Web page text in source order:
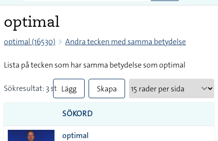
optimal
optimal (16530) Andra tecken med samma betydelse
Lista på tecken som har samma betydelse som optimal
Sökresultat: 3 st Lägg
till
alla i
Skapa
SÖKORD
optimal